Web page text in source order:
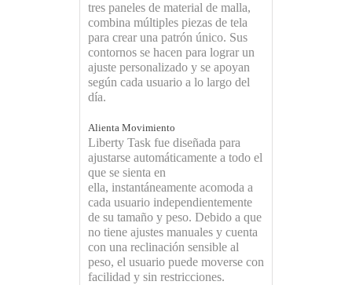
tres paneles de material de malla,
combina múltiples piezas de tela
para crear una patrón único. Sus
contornos se hacen para lograr un
ajuste personalizado y se apoyan
según cada usuario a lo largo del
día.
Alienta Movimiento
Liberty Task fue diseñada para
ajustarse automáticamente a todo el
que se sienta en
ella, instantáneamente acomoda a
cada usuario independientemente
de su tamaño y peso. Debido a que
no tiene ajustes manuales y cuenta
con una reclinación sensible al
peso, el usuario puede moverse con
facilidad y sin restricciones.